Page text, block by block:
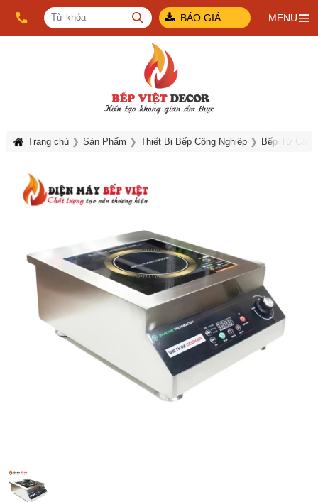
BÁO GIÁ MENU
Trang chủ Sản Phẩm Thiết Bị Bếp Công Nghiệp Bếp Từ